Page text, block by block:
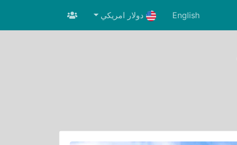
English دولار امريكي